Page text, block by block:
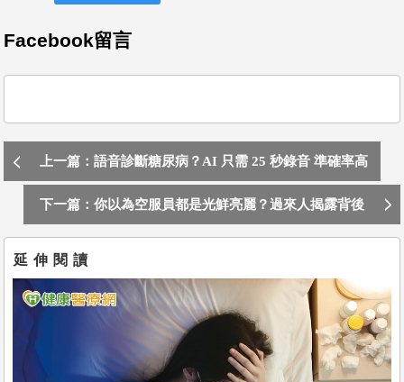
研究型主治醫師
今天
更多職缺
Facebook留言
上一篇：語音診斷糖尿病？AI 只需 25 秒錄音 準確率高
達 71%
下一篇：你以為空服員都是光鮮亮麗？過來人揭露背後
13 條不為人知的心酸血淚！｜工作甘苦談
延伸閱讀